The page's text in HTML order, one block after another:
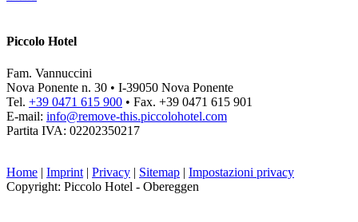
Piccolo Hotel
Fam. Vannuccini
Nova Ponente n. 30 • I-39050 Nova Ponente
Tel. +39 0471 615 900 • Fax. +39 0471 615 901
E-mail: info@remove-this.piccolohotel.com
Partita IVA: 02202350217
Home | Imprint | Privacy | Sitemap | Impostazioni privacy
Copyright: Piccolo Hotel - Obereggen